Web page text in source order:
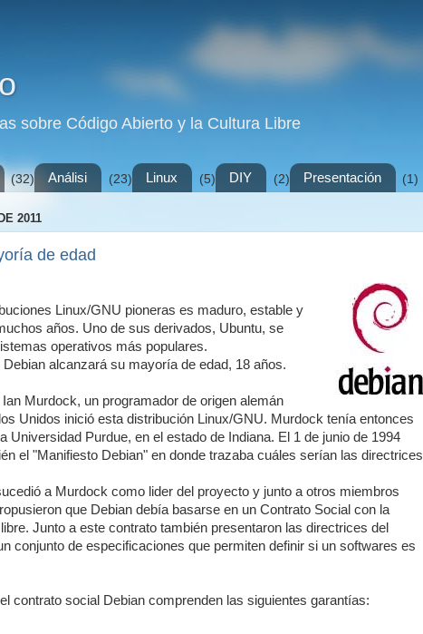
sobre Código Abierto y la Cultura Libre
(32) Análisi (23) Linux (5) DIY (2) Presentación (1)
2011
de edad
Linux/GNU pioneras es maduro, estable y
años. Uno de sus derivados, Ubuntu, se
operativos más populares.
alcanzará su mayoría de edad, 18 años.
Murdock, un programador de origen alemán
Unidos inició esta distribución Linux/GNU. Murdock tenía entonces
Universidad Purdue, en el estado de Indiana. El 1 de junio de 1994
el "Manifiesto Debian" en donde trazaba cuáles serían las directrices
a Murdock como lider del proyecto y junto a otros miembros
que Debian debía basarse en un Contrato Social con la
Junto a este contrato también presentaron las directrices del
conjunto de especificaciones que permiten definir si un softwares es
contrato social Debian comprenden las siguientes garantías: